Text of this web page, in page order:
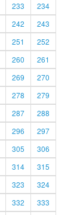
233
234
242
243
251
252
260
261
269
270
278
279
287
288
296
297
305
306
314
315
323
324
332 333